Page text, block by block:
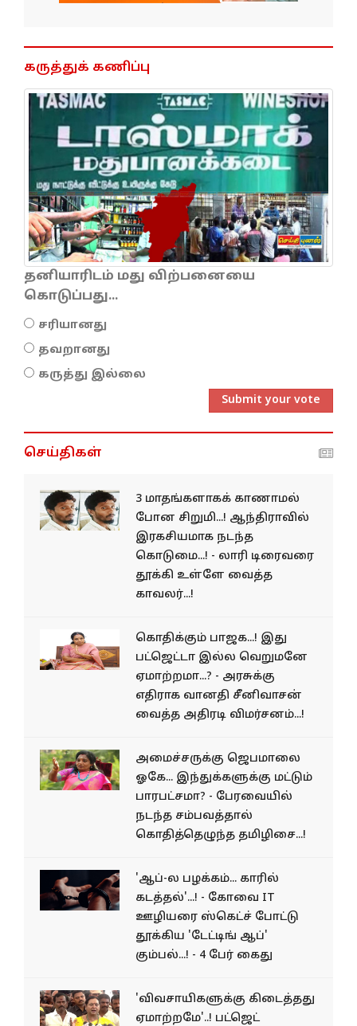
கருத்துக் கணிப்பு
தனியாரிடம் மது விற்பனையை
கொடுப்பது...
சரியானது
தவறானது
கருத்து இல்லை
Submit your vote
செய்திகள்
3 மாதங்களாகக் காணாமல்
போன சிறுமி...! ஆந்திராவில்
இரகசியமாக நடந்த
கொடுமை...! - லாரி டிரைவரை
தூக்கி உள்ளே வைத்த
காவலர்...!
கொதிக்கும் பாஜக...! இது
பட்ஜெட்டா இல்ல வெறுமனே
ஏமாற்றமா...? - அரசுக்கு
எதிராக வானதி சீனிவாசன்
வைத்த அதிரடி விமர்சனம்...!
அமைச்சருக்கு ஜெபமாலை
ஓகே... இந்துக்களுக்கு மட்டும்
பாரபட்சமா? - பேரவையில்
நடந்த சம்பவத்தால்
கொதித்தெழுந்த தமிழிசை...!
'ஆப்-ல பழக்கம்... காரில்
கடத்தல்'...! - கோவை IT
ஊழியரை ஸ்கெட்ச் போட்டு
தூக்கிய 'டேட்டிங் ஆப்'
கும்பல்...! - 4 பேர் கைது
'விவசாயிகளுக்கு கிடைத்தது
ஏமாற்றமே'..! பட்ஜெட்